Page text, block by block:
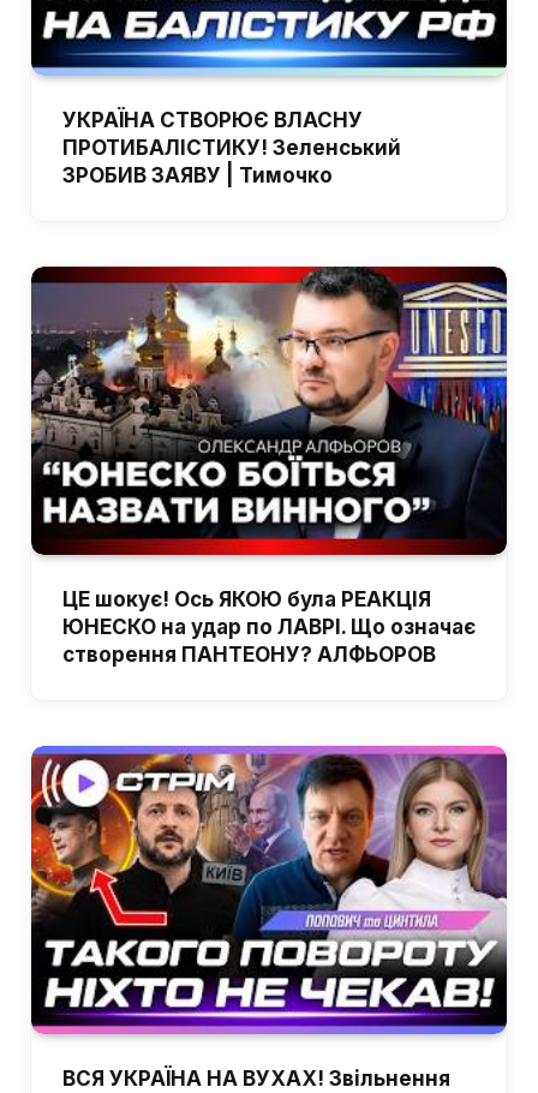
УКРАЇНА СТВОРЮЄ ВЛАСНУ
ПРОТИБАЛІСТИКУ! Зеленський
ЗРОБИВ ЗАЯВУ | Тимочко
ЦЕ шокує! Ось ЯКОЮ була РЕАКЦІЯ
ЮНЕСКО на удар по ЛАВРІ. Що означає
створення ПАНТЕОНУ? АЛФЬОРОВ
ВСЯ УКРАЇНА НА ВУХАХ! Звільнення